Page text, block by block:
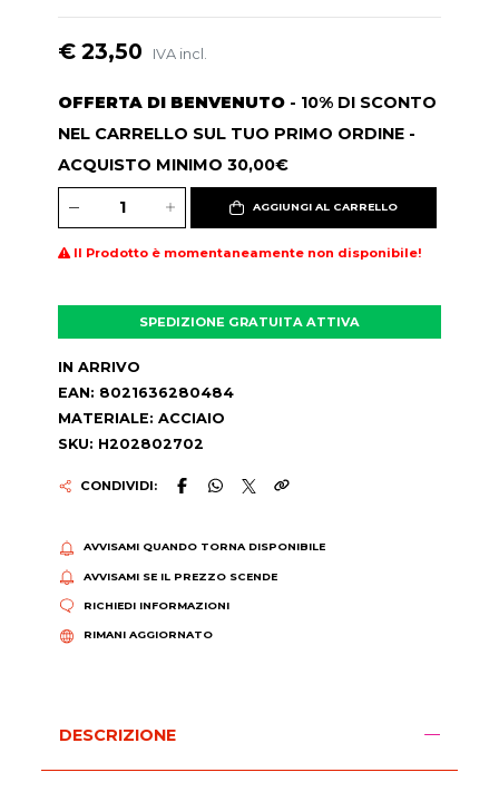
€ 23,50 IVA incl.
OFFERTA DI BENVENUTO - 10% DI SCONTO
NEL CARRELLO SUL TUO PRIMO ORDINE -
ACQUISTO MINIMO 30,00€
AGGIUNGI AL CARRELLO
Il Prodotto è momentaneamente non disponibile!
SPEDIZIONE GRATUITA ATTIVA
IN ARRIVO
EAN: 8021636280484
MATERIALE: ACCIAIO
SKU: H202802702
CONDIVIDI:
AVVISAMI QUANDO TORNA DISPONIBILE
AVVISAMI SE IL PREZZO SCENDE
RICHIEDI INFORMAZIONI
RIMANI AGGIORNATO
DESCRIZIONE